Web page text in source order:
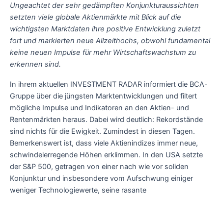
Ungeachtet der sehr gedämpften Konjunkturaussichten
setzten viele globale Aktienmärkte mit Blick auf die
wichtigsten Marktdaten ihre positive Entwicklung zuletzt
fort und markierten neue Allzeithochs, obwohl fundamental
keine neuen Impulse für mehr Wirtschaftswachstum zu
erkennen sind.
In ihrem aktuellen INVESTMENT RADAR informiert die BCA-
Gruppe über die jüngsten Marktentwicklungen und filtert
mögliche Impulse und Indikatoren an den Aktien- und
Rentenmärkten heraus. Dabei wird deutlich: Rekordstände
sind nichts für die Ewigkeit. Zumindest in diesen Tagen.
Bemerkenswert ist, dass viele Aktienindizes immer neue,
schwindelerregende Höhen erklimmen. In den USA setzte
der S&P 500, getragen von einer nach wie vor soliden
Konjunktur und insbesondere vom Aufschwung einiger
weniger Technologiewerte, seine rasante